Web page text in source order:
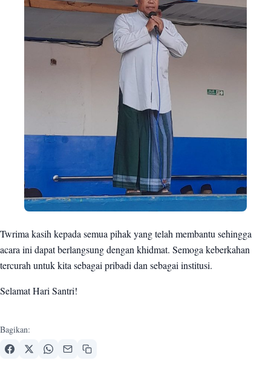
Twrima kasih kepada semua pihak yang telah membantu sehingga
acara ini dapat berlangsung dengan khidmat. Semoga keberkahan
tercurah untuk kita sebagai pribadi dan sebagai institusi.
Selamat Hari Santri!
Bagikan: